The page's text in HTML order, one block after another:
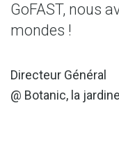
GoFAST, nous
mondes !
Directeur Général
@ Botanic, la